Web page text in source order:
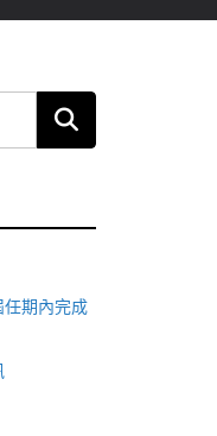
期內完成